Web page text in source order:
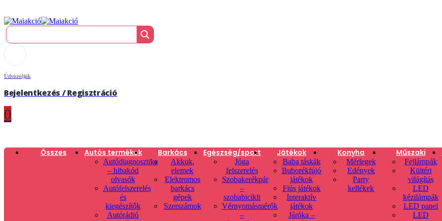
Üdvözöljük
Bejelentkezés / Regisztráció
0
Összes Autós termékek
Autódiagnosztika
– hibakód
olvasók
Autófelszerelés
és
kiegészítők
Autórádió
Barkács
Akkuk,
elemek
Elektromos
barkács
gépek
Szerszámok
Egészség/sport
Jóga
felszerelés
Szobakerékpár
–
szobabicikli
Vérnyomásmérők
–
Játékok
Baba táskák
Buborékfújó
játékok
Fiús játékok
Interaktív
játékok
Járóka –
Konyha
Mérlegek
Edények
Party
kellékek
Műszaki
Fejlámpák
Kültéri
világítás
LED
kézilámpák
LED panel
LED